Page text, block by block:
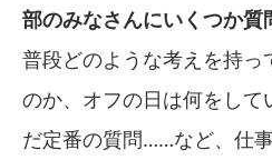
部のみなさんにいくつか質
普段どのような考えを持っ
のか、オフの日は何をして
だ定番の質問……など、仕